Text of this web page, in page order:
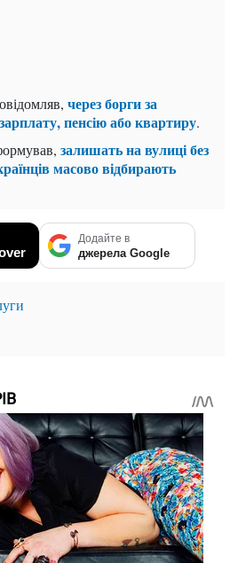
через борги за
пенсію або квартиру.
залишать на вулиці без
масово відбирають
Додайте в
джерела Google